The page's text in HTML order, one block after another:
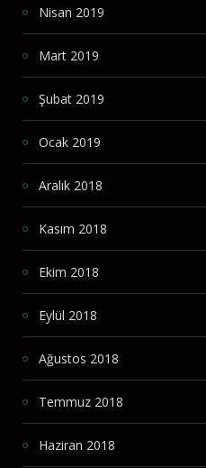
Nisan 2019
Mart 2019
Şubat 2019
Ocak 2019
Aralık 2018
Kasım 2018
Ekim 2018
Eylül 2018
Ağustos 2018
Temmuz 2018
Haziran 2018